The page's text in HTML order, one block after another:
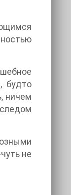
будто
ничем
не